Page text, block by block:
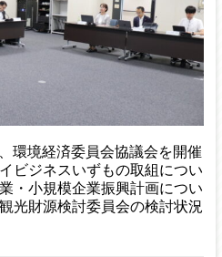
環境経済委員会協議会を開催
ビジネスいずもの取組につい
・小規模企業振興計画につい
光財源検討委員会の検討状況